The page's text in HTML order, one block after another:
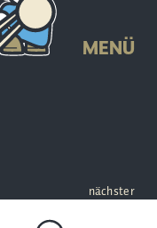
MENÜ
nächster